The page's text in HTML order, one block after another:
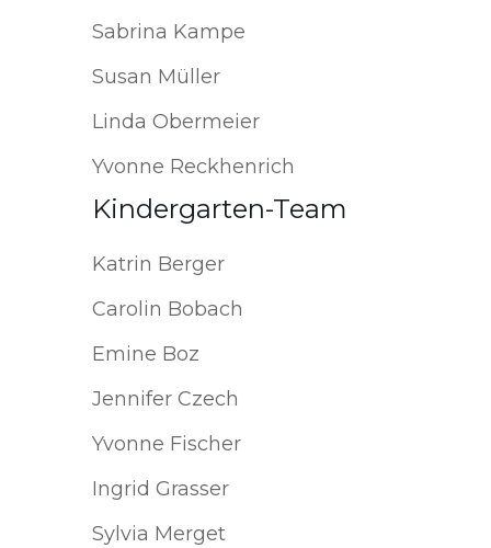
Sabrina Kampe
Susan Müller
Linda Obermeier
Yvonne Reckhenrich
Kindergarten-Team
Katrin Berger
Carolin Bobach
Emine Boz
Jennifer Czech
Yvonne Fischer
Ingrid Grasser
Sylvia Merget